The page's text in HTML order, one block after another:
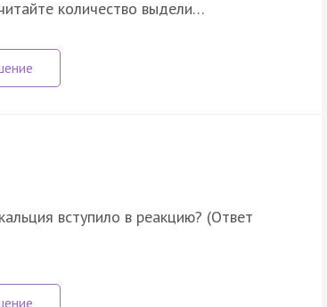
количество выдели…
вступило в реакцию? (Ответ